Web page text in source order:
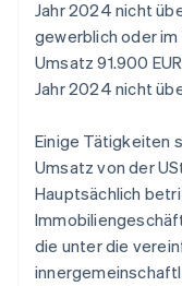
Jahr 2024 nicht
gewerblich oder
Umsatz 91.900
Jahr 2024 nicht
Einige Tätigkeiten
Umsatz von der
Hauptsächlich
die unter die